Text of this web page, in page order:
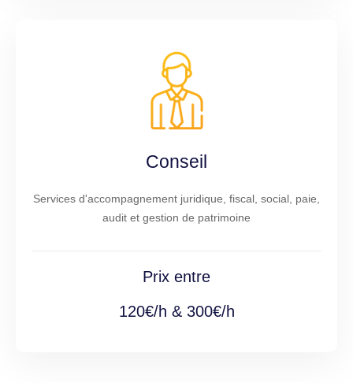
Conseil
Services d'accompagnement juridique, fiscal, social, paie,
audit et gestion de patrimoine
Prix entre
120€/h & 300€/h